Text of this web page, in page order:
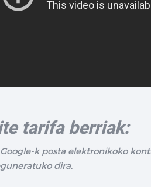
tarifa berriak:
k posta elektronikoko
dira.